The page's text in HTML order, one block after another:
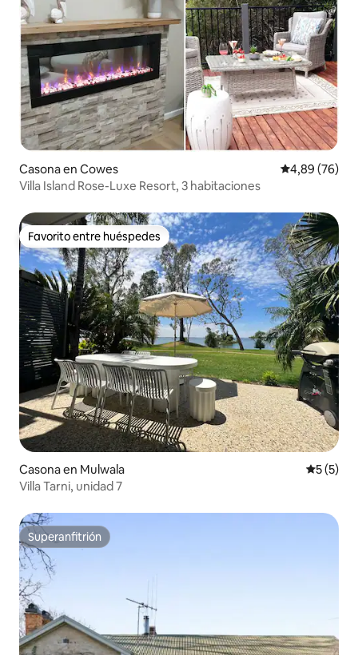
Casona en Cowes Calificación
4,89 (76)
Villa Island Rose-Luxe Resort, 3 habitaciones
Favorito entre huéspedes
Favorito entre huéspedes
Casona en Mulwala
5 (5)
Villa Tarni, unidad 7
Superanfitrión
Superanfitrión